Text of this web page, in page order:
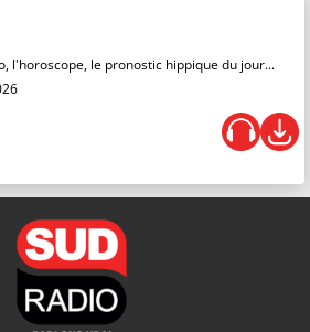
l'horoscope, le pronostic hippique du jour...